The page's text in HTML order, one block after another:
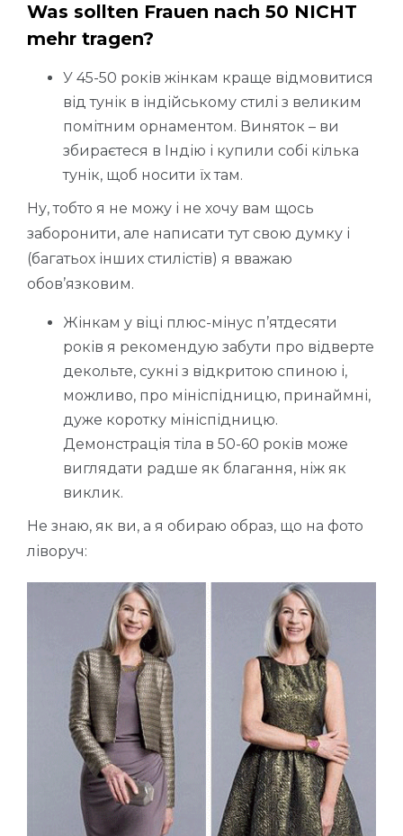
Was sollten Frauen nach 50 NICHT
mehr tragen?
У 45-50 років жінкам краще відмовитися
від тунік в індійському стилі з великим
помітним орнаментом. Виняток – ви
збираєтеся в Індію і купили собі кілька
тунік, щоб носити їх там.
Ну, тобто я не можу і не хочу вам щось
заборонити, але написати тут свою думку і
(багатьох інших стилістів) я вважаю
обов’язковим.
Жінкам у віці плюс-мінус п’ятдесяти
років я рекомендую забути про відверте
декольте, сукні з відкритою спиною і,
можливо, про мініспідницю, принаймні,
дуже коротку мініспідницю.
Демонстрація тіла в 50-60 років може
виглядати радше як благання, ніж як
виклик.
Не знаю, як ви, а я обираю образ, що на фото
ліворуч: